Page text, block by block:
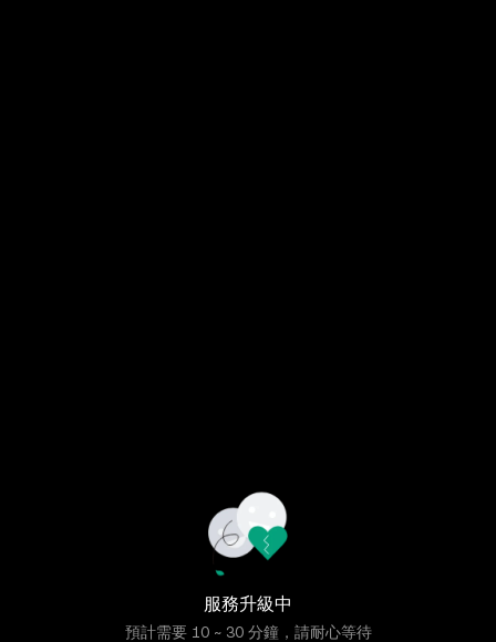
服務升級中
預計需要 10 ~ 30 分鐘，請耐心等待